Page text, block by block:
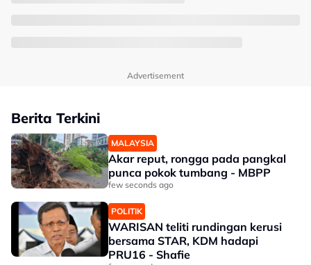
Advertisement
Berita Terkini
MALAYSIA
Akar reput, rongga pada pangkal
punca pokok tumbang - MBPP
few seconds ago
POLITIK
WARISAN teliti rundingan kerusi
bersama STAR, KDM hadapi
PRU16 - Shafie